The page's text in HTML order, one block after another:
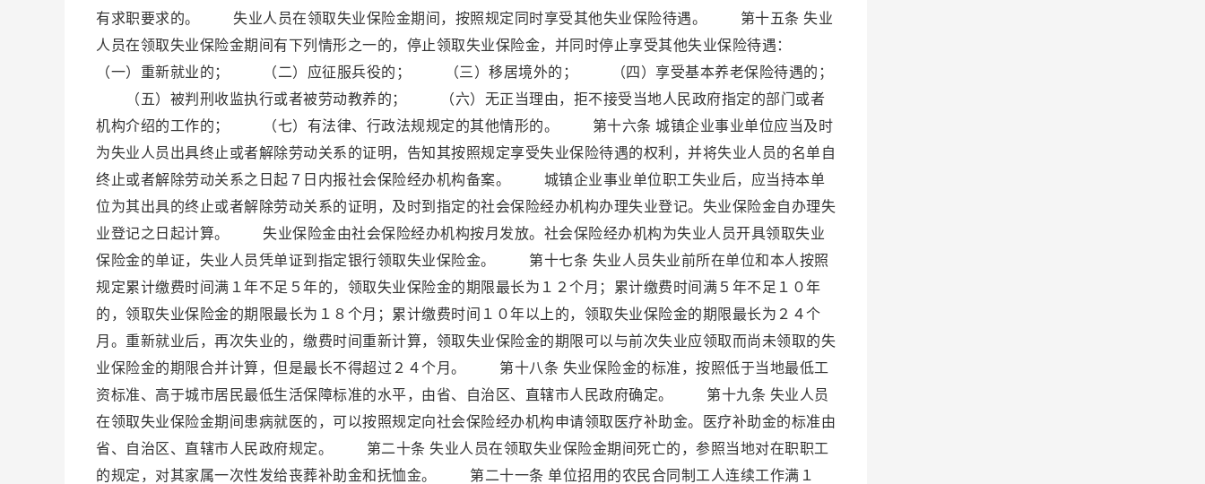
有求职要求的。 失业人员在领取失业保险金期间，按照规定同时享受其他失业保险待遇。 第十五条 失业
人员在领取失业保险金期间有下列情形之一的，停止领取失业保险金，并同时停止享受其他失业保险待遇：
（一）重新就业的； （二）应征服兵役的； （三）移居境外的； （四）享受基本养老保险待遇的；
（五）被判刑收监执行或者被劳动教养的； （六）无正当理由，拒不接受当地人民政府指定的部门或者
机构介绍的工作的； （七）有法律、行政法规规定的其他情形的。 第十六条 城镇企业事业单位应当及时
为失业人员出具终止或者解除劳动关系的证明，告知其按照规定享受失业保险待遇的权利，并将失业人员的名单自
终止或者解除劳动关系之日起７日内报社会保险经办机构备案。 城镇企业事业单位职工失业后，应当持本单
位为其出具的终止或者解除劳动关系的证明，及时到指定的社会保险经办机构办理失业登记。失业保险金自办理失
业登记之日起计算。 失业保险金由社会保险经办机构按月发放。社会保险经办机构为失业人员开具领取失业
保险金的单证，失业人员凭单证到指定银行领取失业保险金。 第十七条 失业人员失业前所在单位和本人按照
规定累计缴费时间满１年不足５年的，领取失业保险金的期限最长为１２个月；累计缴费时间满５年不足１０年
的，领取失业保险金的期限最长为１８个月；累计缴费时间１０年以上的，领取失业保险金的期限最长为２４个
月。重新就业后，再次失业的，缴费时间重新计算，领取失业保险金的期限可以与前次失业应领取而尚未领取的失
业保险金的期限合并计算，但是最长不得超过２４个月。 第十八条 失业保险金的标准，按照低于当地最低工
资标准、高于城市居民最低生活保障标准的水平，由省、自治区、直辖市人民政府确定。 第十九条 失业人员
在领取失业保险金期间患病就医的，可以按照规定向社会保险经办机构申请领取医疗补助金。医疗补助金的标准由
省、自治区、直辖市人民政府规定。 第二十条 失业人员在领取失业保险金期间死亡的，参照当地对在职职工
的规定，对其家属一次性发给丧葬补助金和抚恤金。 第二十一条 单位招用的农民合同制工人连续工作满１